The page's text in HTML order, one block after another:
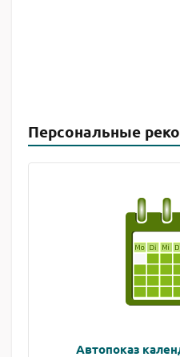
Персональные
Автопоказ